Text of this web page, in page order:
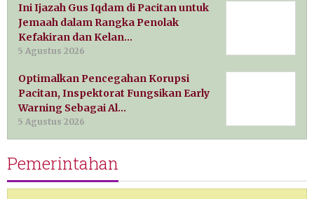
Ini Ijazah Gus Iqdam di Pacitan untuk
Jemaah dalam Rangka Penolak
Kefakiran dan Kelan…
5 Agustus 2026
Optimalkan Pencegahan Korupsi
Pacitan, Inspektorat Fungsikan Early
Warning Sebagai Al…
5 Agustus 2026
Pemerintahan